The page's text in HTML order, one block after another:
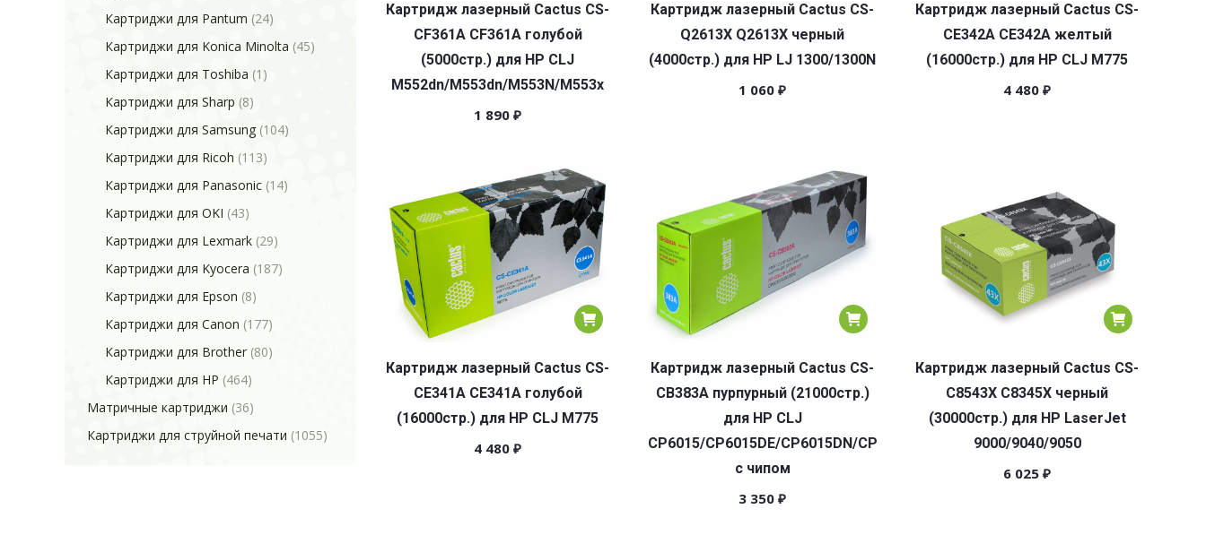
Картридж лазерный Cactus CS-
CF361A CF361A голубой
(5000стр.) для HP CLJ
M552dn/M553dn/M553N/M553x
1 890 ₽
Картридж лазерный Cactus CS-
Q2613X Q2613X черный
(4000стр.) для HP LJ 1300/1300N
1 060 ₽
Картридж лазерный Cactus CS-
CE342A CE342A желтый
(16000стр.) для HP CLJ M775
4 480 ₽
Картридж лазерный Cactus CS-
CE341A CE341A голубой
(16000стр.) для HP CLJ M775
4 480 ₽
Картридж лазерный Cactus CS-
CB383A пурпурный (21000стр.)
для HP CLJ
CP6015/CP6015DE/CP6015DN/CP6015N/CP6015X/CP6015XH/CM6030/CM6040
с чипом
3 350 ₽
Картридж лазерный Cactus CS-
C8543X С8345X черный
(30000стр.) для HP LaserJet
9000/9040/9050
6 025 ₽
Картриджи для Pantum (24)
Картриджи для Konica Minolta (45)
Картриджи для Toshiba (1)
Картриджи для Sharp (8)
Картриджи для Samsung (104)
Картриджи для Ricoh (113)
Картриджи для Panasonic (14)
Картриджи для OKI (43)
Картриджи для Lexmark (29)
Картриджи для Kyocera (187)
Картриджи для Epson (8)
Картриджи для Canon (177)
Картриджи для Brother (80)
Картриджи для HP (464)
Матричные картриджи (36)
Картриджи для струйной печати (1055)